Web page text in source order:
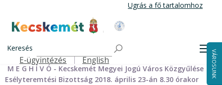
tartalomra
Ugrás a fő tartalomhoz
Kecskemét Város Honlapja
Keresés
Felső navigáció
E-ügyintézés English VÁROSUNK
Önkormányzat
Bizottságok 2014-2024
Esélyteremtési Bizottság 2014-2024
Esélyteremtési Bizottság meghívói 2014-2019
M E G H Í V Ó - Kecskemét Megyei Jogú Város Közgyűlése
Esélyteremtési Bizottság 2018. április 23-án 8.30 órakor